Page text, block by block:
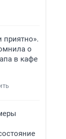
приятно».
о
в кафе